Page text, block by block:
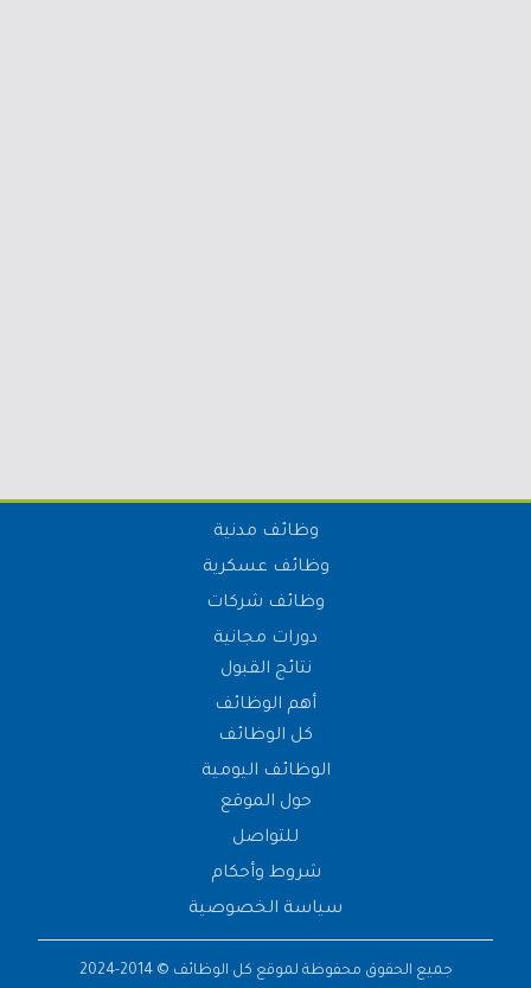
وظائف مدنية
وظائف عسكرية
وظائف شركات
دورات مجانية
نتائج القبول
أهم الوظائف
كل الوظائف
الوظائف اليومية
حول الموقع
للتواصل
شروط وأحكام
سياسة الخصوصية
جميع الحقوق محفوظة لموقع كل الوظائف © 2014-2024